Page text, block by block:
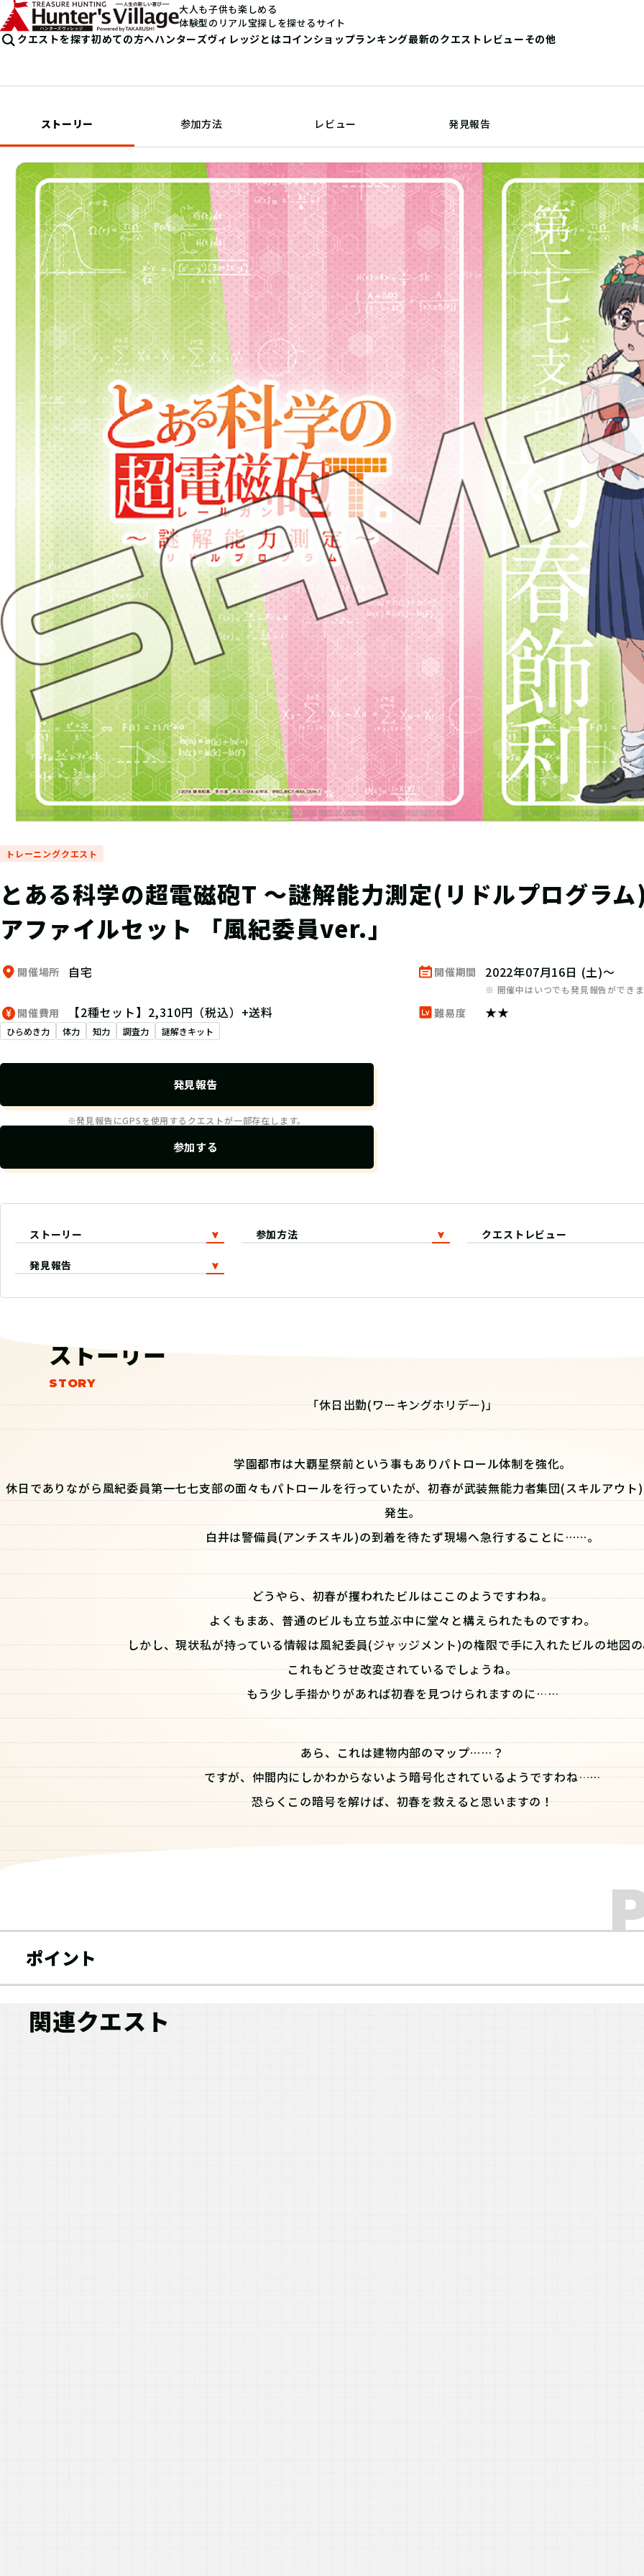
大人も子供も楽しめる
体験型のリアル宝探しを探せるサイト
クエストを探す初めての方へハンターズヴィレッジとはコインショップランキング最新のクエストレビューその他
ストーリー 参加方法 レビュー 発見報告
トレーニングクエスト
とある科学の超電磁砲T ～謎解能力測定(リドルプログラ
アファイルセット 「風紀委員ver.」
開催場所 自宅 開催期間 2022年07月16日 (土)～
※ 開催中はいつでも発見報告ができ
開催費用 【2種セット】2,310円（税込）+送料 難易度 ★★
ひらめき力 体力 知力 調査力 謎解きキット
発見報告
※発見報告にGPSを使用するクエストが一部存在します。
参加する
ストーリー 参加方法 クエストレビュー
発見報告
ストーリー
「休日出勤(ワーキングホリデー)」
学園都市は大覇星祭前という事もありパトロール体制を強化。
休日でありながら風紀委員第一七七支部の面々もパトロールを行っていたが、初春が武装無能力者集団(スキルアウ
発生。
白井は警備員(アンチスキル)の到着を待たず現場へ急行することに……。
どうやら、初春が攫われたビルはここのようですわね。
よくもまあ、普通のビルも立ち並ぶ中に堂々と構えられたものですわ。
しかし、現状私が持っている情報は風紀委員(ジャッジメント)の権限で手に入れたビルの地図
これもどうせ改変されているでしょうね。
もう少し手掛かりがあれば初春を見つけられますのに……
あら、これは建物内部のマップ……？
ですが、仲間内にしかわからないよう暗号化されているようですわね……
恐らくこの暗号を解けば、初春を救えると思いますの！
ポイント
関連クエスト